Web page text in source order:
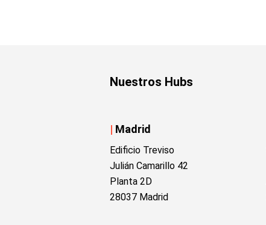
Nuestros Hubs
| Madrid
Edificio Treviso
Julián Camarillo 42
Planta 2D
28037 Madrid